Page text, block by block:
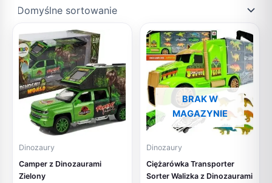
Dinozaury
Camper z Dinozaurami
Zielony
BRAK W
MAGAZYNIE
Dinozaury
Ciężarówka Transporter
Sorter Walizka z Dinozaurami